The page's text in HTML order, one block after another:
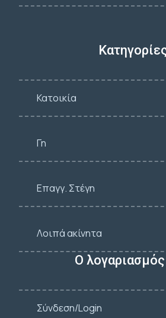
Κατοικία
Γη
Επαγγ. Στέγη
Λοιπά ακίνητα
Ο
Σύνδεση/Login